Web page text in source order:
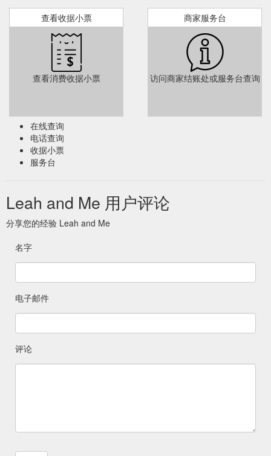
查看收据小票
查看消费收据小票
商家服务台
访问商家结账处或服务台查询
在线查询
电话查询
收据小票
服务台
Leah and Me 用户评论
分享您的经验 Leah and Me
名字
电子邮件
评论